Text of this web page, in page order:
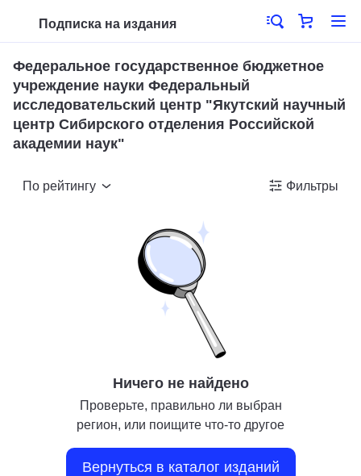
Подписка на издания
Федеральное государственное бюджетное
учреждение науки Федеральный
исследовательский центр "Якутский научный
центр Сибирского отделения Российской
академии наук"
По рейтингу Фильтры
Ничего не найдено
Проверьте, правильно ли выбран
регион, или поищите что-то другое
Вернуться в каталог изданий